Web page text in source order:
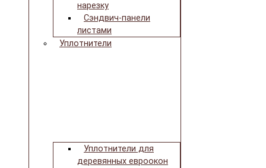
нарезку
Сэндвич-панели
листами
Уплотнители
Уплотнители для
деревянных евроокон